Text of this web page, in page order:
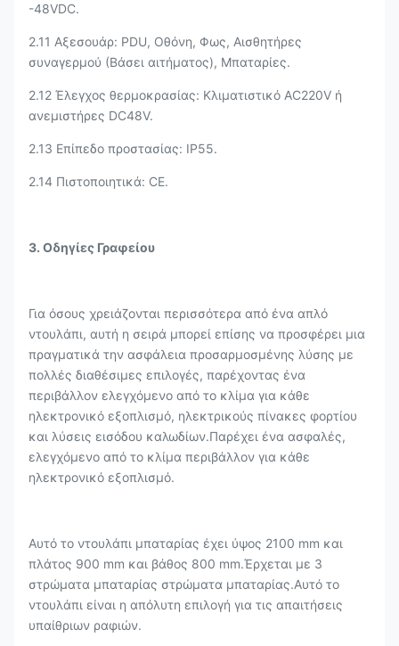
-48VDC.
2.11 Αξεσουάρ: PDU, Οθόνη, Φως, Αισθητήρες
συναγερμού (Βάσει αιτήματος), Μπαταρίες.
2.12 Έλεγχος θερμοκρασίας: Κλιματιστικό AC220V ή
ανεμιστήρες DC48V.
2.13 Επίπεδο προστασίας: IP55.
2.14 Πιστοποιητικά: CE.
3. Οδηγίες Γραφείου
Για όσους χρειάζονται περισσότερα από ένα απλό
ντουλάπι, αυτή η σειρά μπορεί επίσης να προσφέρει μια
πραγματικά την ασφάλεια προσαρμοσμένης λύσης με
πολλές διαθέσιμες επιλογές, παρέχοντας ένα
περιβάλλον ελεγχόμενο από το κλίμα για κάθε
ηλεκτρονικό εξοπλισμό, ηλεκτρικούς πίνακες φορτίου
και λύσεις εισόδου καλωδίων.Παρέχει ένα ασφαλές,
ελεγχόμενο από το κλίμα περιβάλλον για κάθε
ηλεκτρονικό εξοπλισμό.
Αυτό το ντουλάπι μπαταρίας έχει ύψος 2100 mm και
πλάτος 900 mm και βάθος 800 mm.Έρχεται με 3
στρώματα μπαταρίας στρώματα μπαταρίας.Αυτό το
ντουλάπι είναι η απόλυτη επιλογή για τις απαιτήσεις
υπαίθριων ραφιών.